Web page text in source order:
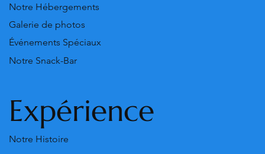
Notre Hébergements
Galerie de photos
Notre Snack-Bar
Événements Spéciaux
Expérience
Notre Histoire